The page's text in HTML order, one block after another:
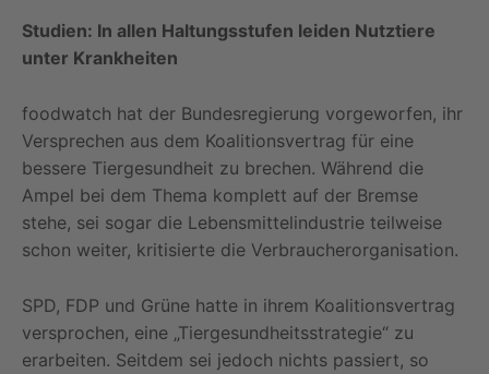
Studien: In allen Haltungsstufen leiden Nutztiere
unter Krankheiten
foodwatch hat der Bundesregierung vorgeworfen, ihr
Versprechen aus dem Koalitionsvertrag für eine
bessere Tiergesundheit zu brechen. Während die
Ampel bei dem Thema komplett auf der Bremse
stehe, sei sogar die Lebensmittelindustrie teilweise
schon weiter, kritisierte die Verbraucherorganisation.
SPD, FDP und Grüne hatte in ihrem Koalitionsvertrag
versprochen, eine „Tiergesundheitsstrategie“ zu
erarbeiten. Seitdem sei jedoch nichts passiert, so